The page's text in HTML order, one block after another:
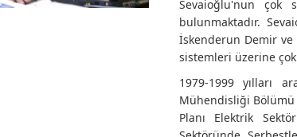
Sevaioğlu'nun çok
bulunmaktadır.
İskenderun Demir ve
sistemleri üzerine
1979-1999 yılları
Mühendisliği Bölümü
Planı Elektrik